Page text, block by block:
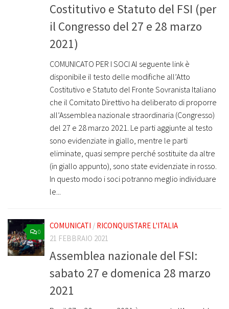
Costitutivo e Statuto del FSI (per
il Congresso del 27 e 28 marzo
2021)
COMUNICATO PER I SOCI Al seguente link è
disponibile il testo delle modifiche all’Atto
Costitutivo e Statuto del Fronte Sovranista Italiano
che il Comitato Direttivo ha deliberato di proporre
all’Assemblea nazionale straordinaria (Congresso)
del 27 e 28 marzo 2021. Le parti aggiunte al testo
sono evidenziate in giallo, mentre le parti
eliminate, quasi sempre perché sostituite da altre
(in giallo appunto), sono state evidenziate in rosso.
In questo modo i soci potranno meglio individuare
le...
0
COMUNICATI / RICONQUISTARE L'ITALIA
21 FEBBRAIO 2021
Assemblea nazionale del FSI:
sabato 27 e domenica 28 marzo
2021